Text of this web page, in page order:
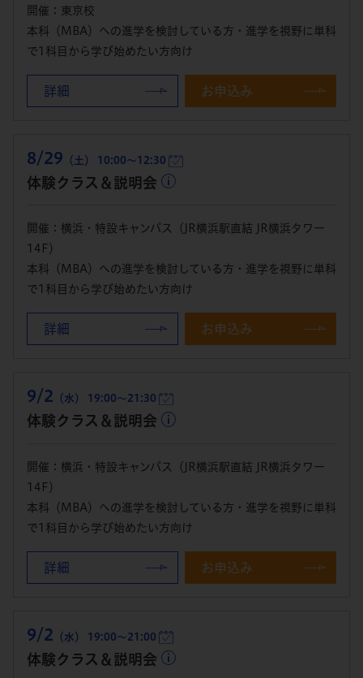
開催：東京校
本科（MBA）への進学を検討している方・進学を視野に単科
で1科目から学び始めたい方向け
詳細 お申込み
8/29 （土） 10:00～12:30
体験クラス＆説明会
開催：横浜・特設キャンパス（JR横浜駅直結 JR横浜タワー
14F）
本科（MBA）への進学を検討している方・進学を視野に単科
で1科目から学び始めたい方向け
詳細 お申込み
9/2 （水） 19:00～21:30
体験クラス＆説明会
開催：横浜・特設キャンパス（JR横浜駅直結 JR横浜タワー
14F）
本科（MBA）への進学を検討している方・進学を視野に単科
で1科目から学び始めたい方向け
詳細 お申込み
9/2 （水） 19:00～21:00
体験クラス＆説明会